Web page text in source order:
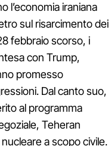
l’economia iraniana
sul risarcimento dei
febbraio scorso, i
con Trump,
promesso
Dal canto suo,
al programma
Teheran
a scopo civile.